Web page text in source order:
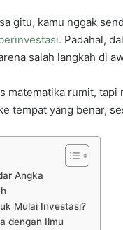
gitu, kamu nggak
Padahal,
salah langkah di
matematika rumit,
tempat yang benar,
Angka
Mulai Investasi?
dengan Ilmu